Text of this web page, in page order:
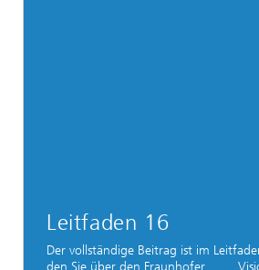
Leitfaden 16
Der vollständige Beitrag ist im
den Sie über den Fraunhofer